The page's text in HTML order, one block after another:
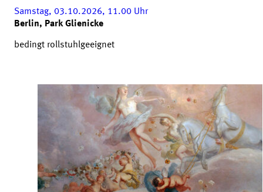
Samstag, 03.10.2026, 11.00 Uhr
Berlin, Park Glienicke
bedingt rollstuhlgeeignet